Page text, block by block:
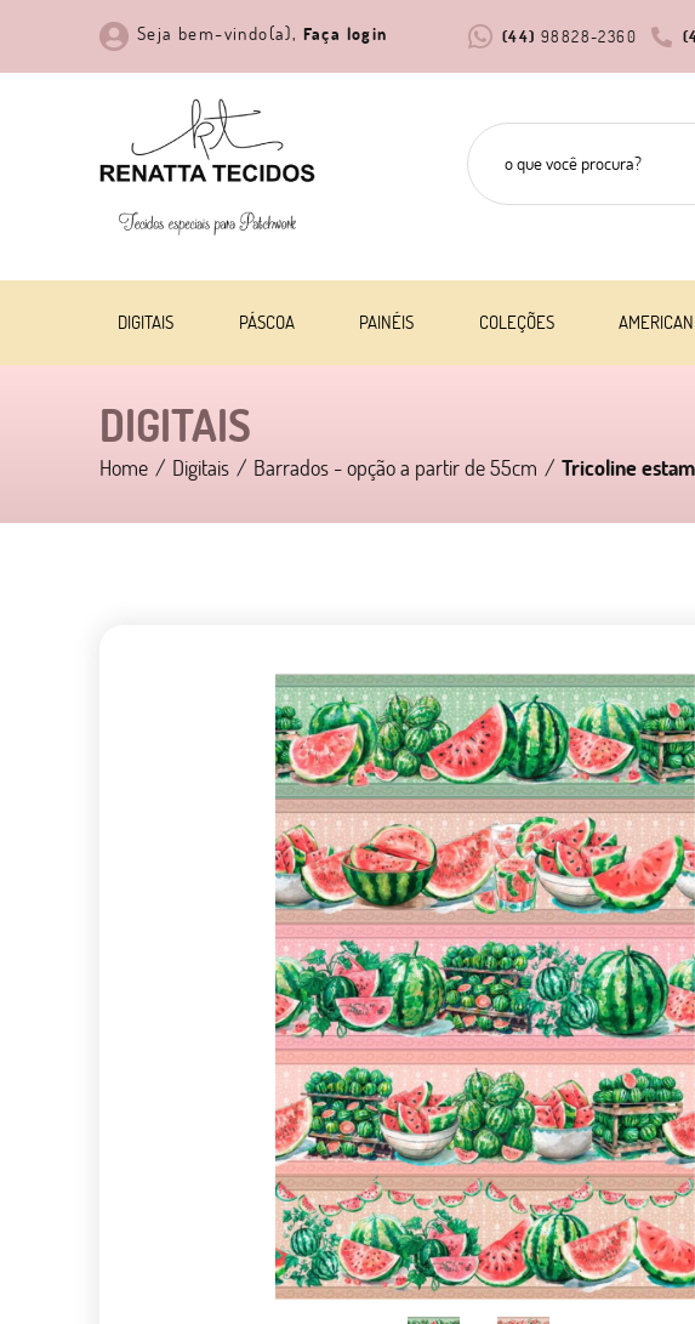
Seja bem-vindo(a), Faça login (44) 98828-2360
DIGITAIS PÁSCOA PAINÉIS COLEÇÕES
DIGITAIS
Home Digitais Barrados - opção a partir de 55cm Tricoline